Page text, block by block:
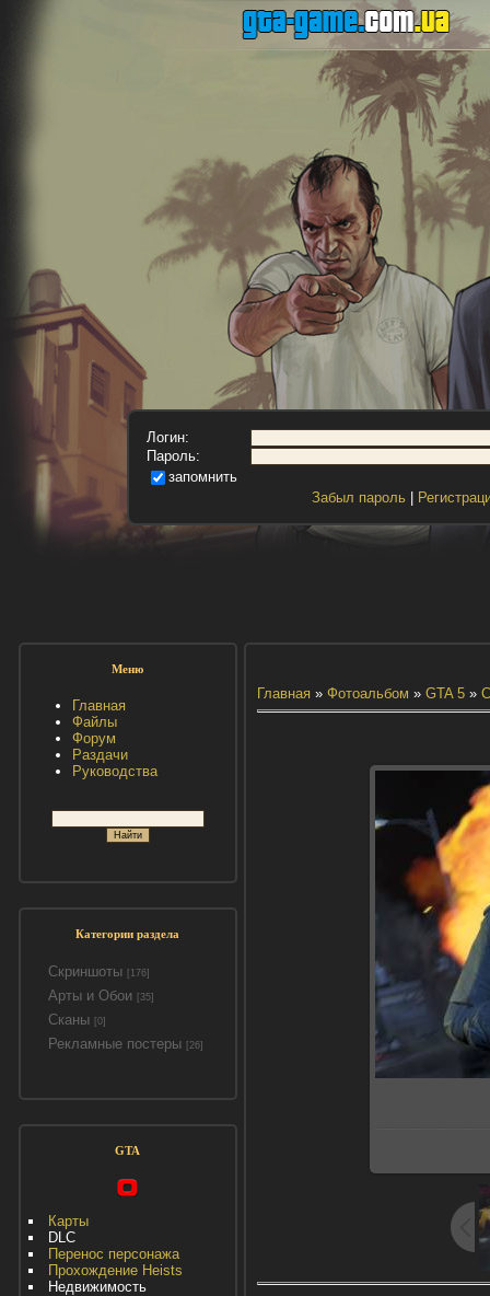
Логин:
Пароль:
запомнить
Забыл пароль|
Меню
Главная
Файлы
Форум
Раздачи
Руководства
Категории раздела
Скриншоты [176]
Арты и Обои [35]
Сканы [0]
Рекламные постеры [26]
GTA
Карты
DLC
Перенос персонажа
Прохождение Heists
Недвижимость
Главная» Фотоальбом » GTA 5»